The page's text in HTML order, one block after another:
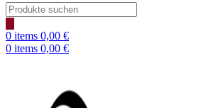
Products
search
0 items 0,00 €
0 items 0,00 €